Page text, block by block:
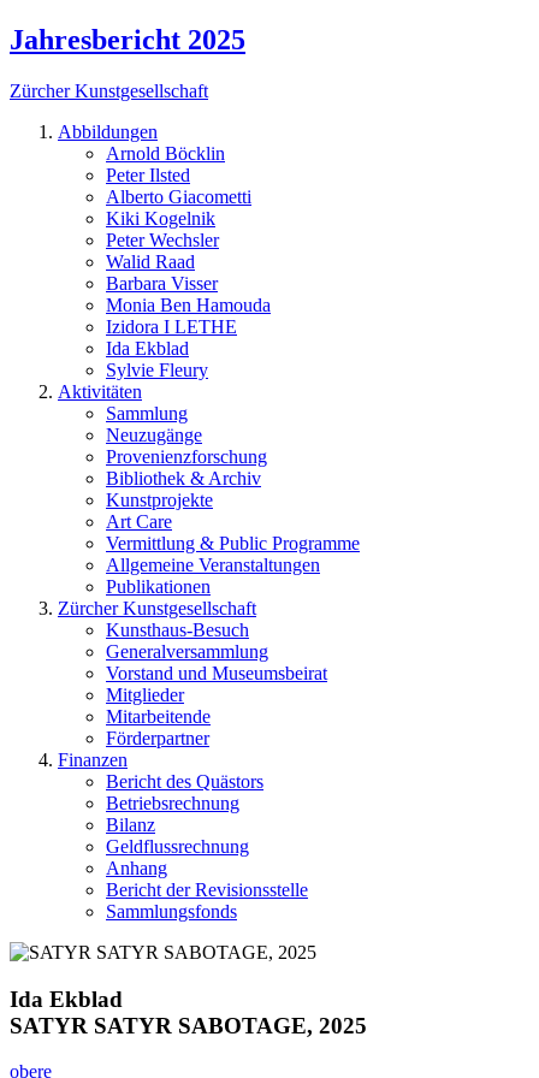
Jahresbericht 2025
Zürcher Kunstgesellschaft
Abbildungen
Arnold Böcklin
Peter Ilsted
Alberto Giacometti
Kiki Kogelnik
Peter Wechsler
Walid Raad
Barbara Visser
Monia Ben Hamouda
Izidora I LETHE
Ida Ekblad
Sylvie Fleury
Aktivitäten
Sammlung
Neuzugänge
Provenienzforschung
Bibliothek & Archiv
Kunstprojekte
Art Care
Vermittlung & Public Programme
Allgemeine Veranstaltungen
Publikationen
Zürcher Kunstgesellschaft
Kunsthaus-Besuch
Generalversammlung
Vorstand und Museumsbeirat
Mitglieder
Mitarbeitende
Förderpartner
Finanzen
Bericht des Quästors
Betriebsrechnung
Bilanz
Geldflussrechnung
Anhang
Bericht der Revisionsstelle
Sammlungsfonds
Ida Ekblad
SATYR SATYR SABOTAGE, 2025
obere